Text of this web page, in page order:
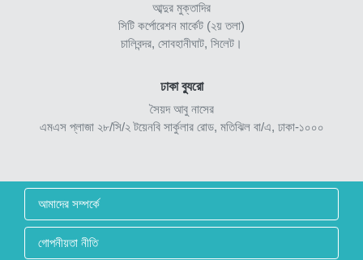
আব্দুর মুক্তাদির
সিটি কর্পোরেশন মার্কেট (২য় তলা)
চালিবন্দর, সোবহানীঘাট, সিলেট।
ঢাকা ব্যুরো
সৈয়দ আবু নাসের
এমএস প্লাজা ২৮/সি/২ টয়েনবি সার্কুলার রোড, মতিঝিল বা/এ, ঢাকা-১০০০
আমাদের সম্পর্কে
গোপনীয়তা নীতি